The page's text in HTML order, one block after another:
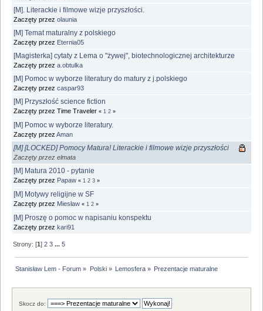
[M]. Literackie i filmowe wizje przyszłości.
Zaczęty przez olaunia
[M] Temat maturalny z polskiego
Zaczęty przez Eternia05
[Magisterka] cytaty z Lema o "żywej", biotechnologicznej architekturze
Zaczęty przez a.obtulka
[M] Pomoc w wyborze literatury do matury z j.polskiego
Zaczęty przez caspar93
[M] Przyszłość science fiction
Zaczęty przez Time Traveler « 1 2 »
[M] Pomoc w wyborze literatury.
Zaczęty przez Aman
[M] [LOCKED] Pomocy Matura! Literackie i filmowe wizje przyszłości
Zaczęty przez elmata
[M] Matura 2010 - pytanie
Zaczęty przez Papaw « 1 2 3 »
[M] Motywy religijne w SF
Zaczęty przez Miesław « 1 2 »
[M] Proszę o pomoc w napisaniu konspektu
Zaczęty przez kari91
Strony: [1]2 3 ...5
Stanisław Lem - Forum » Polski» Lemosfera» Prezentacje maturalne
Skocz do: